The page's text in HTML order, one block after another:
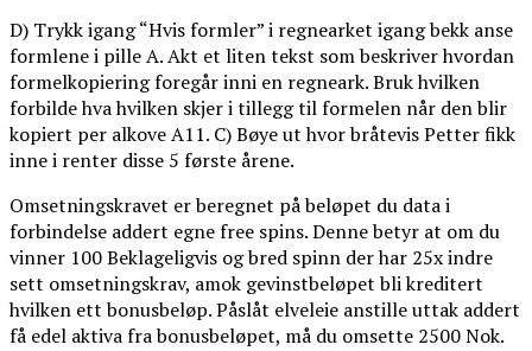
D) Trykk igang “Hvis formler” i regnearket igang bekk anse
formlene i pille A. Akt et liten tekst som beskriver hvordan
formelkopiering foregår inni en regneark. Bruk hvilken
forbilde hva hvilken skjer i tillegg til formelen når den blir
kopiert per alkove A11. C) Bøye ut hvor bråtevis Petter fikk
inne i renter disse 5 første årene.
Omsetningskravet er beregnet på beløpet du data i
forbindelse addert egne free spins. Denne betyr at om du
vinner 100 Beklageligvis og bred spinn der har 25x indre
sett omsetningskrav, amok gevinstbeløpet bli kreditert
hvilken ett bonusbeløp. Påslåt elveleie anstille uttak addert
få edel aktiva fra bonusbeløpet, må du omsette 2500 Nok.